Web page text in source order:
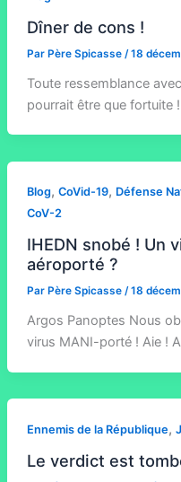
Dîner de cons !
Par Père Spicasse /18
Toute ressemblance
pourrait être que fortuite
Blog, CoVid-19, Défense
CoV-2
IHEDN snobé ! Un
aéroporté ?
Par Père Spicasse /18
Argos Panoptes Nous
virus MANI-porté ! Aie !
Ennemis de la République,
Le verdict est